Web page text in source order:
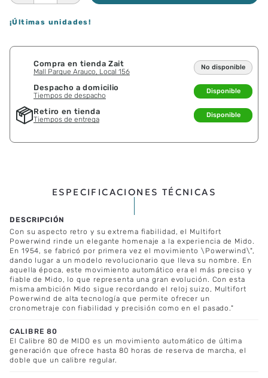
¡Últimas unidades!
Compra en tienda Zait
Mall Parque Arauco, Local 156
No disponible
Despacho a domicilio
Tiempos de despacho
Disponible
Retiro en tienda
Tiempos de entrega
Disponible
ESPECIFICACIONES TÉCNICAS
Con su aspecto retro y su extrema fiabilidad, el Multifort
Powerwind rinde un elegante homenaje a la experiencia de Mido.
En 1954, se fabricó por primera vez el movimiento \Powerwind\",
dando lugar a un modelo revolucionario que lleva su nombre. En
aquella época, este movimiento automático era el más preciso y
fiable de Mido, lo que representa una gran evolución. Con esta
misma ambición Mido sigue recordando el reloj suizo, Multifort
Powerwind de alta tecnología que permite ofrecer un
cronometraje con fiabilidad y precisión como en el pasado."
CALIBRE 80
El Calibre 80 de MIDO es un movimiento automático de última
generación que ofrece hasta 80 horas de reserva de marcha, el
doble que un calibre regular.